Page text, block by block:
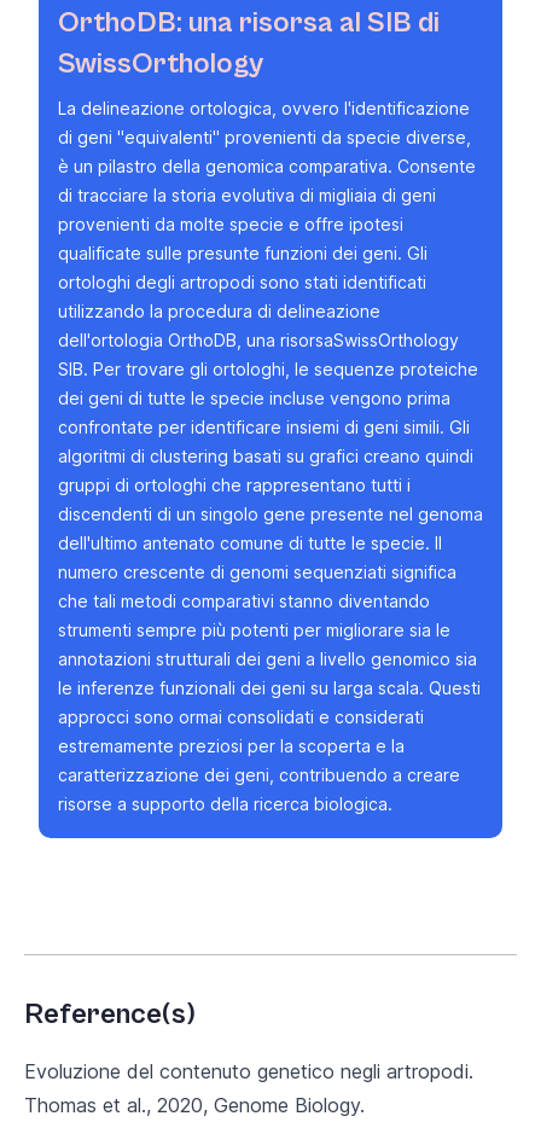
OrthoDB: una risorsa al SIB di
SwissOrthology
La delineazione ortologica, ovvero l'identificazione
di geni "equivalenti" provenienti da specie diverse,
è un pilastro della genomica comparativa. Consente
di tracciare la storia evolutiva di migliaia di geni
provenienti da molte specie e offre ipotesi
qualificate sulle presunte funzioni dei geni. Gli
ortologhi degli artropodi sono stati identificati
utilizzando la procedura di delineazione
dell'ortologia OrthoDB , una risorsaSwissOrthology
SIB. Per trovare gli ortologhi, le sequenze proteiche
dei geni di tutte le specie incluse vengono prima
confrontate per identificare insiemi di geni simili. Gli
algoritmi di clustering basati su grafici creano quindi
gruppi di ortologhi che rappresentano tutti i
discendenti di un singolo gene presente nel genoma
dell'ultimo antenato comune di tutte le specie. Il
numero crescente di genomi sequenziati significa
che tali metodi comparativi stanno diventando
strumenti sempre più potenti per migliorare sia le
annotazioni strutturali dei geni a livello genomico sia
le inferenze funzionali dei geni su larga scala. Questi
approcci sono ormai consolidati e considerati
estremamente preziosi per la scoperta e la
caratterizzazione dei geni, contribuendo a creare
risorse a supporto della ricerca biologica.
Reference(s)
Evoluzione del contenuto genetico negli artropodi.
Thomas et al., 2020, Genome Biology.